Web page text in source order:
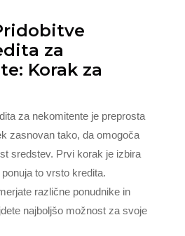
za
Korak za
za nekomitente je preprosta
zasnovan tako, da omogoča
sredstev. Prvi korak je izbira
to vrsto kredita.
različne ponudnike in
najboljšo možnost za svoje